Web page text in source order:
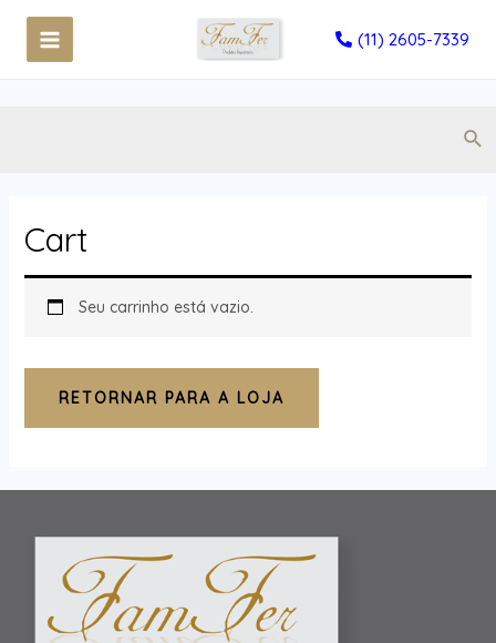
(11) 2605-7339
Cart
Seu carrinho está vazio.
RETORNAR PARA A LOJA